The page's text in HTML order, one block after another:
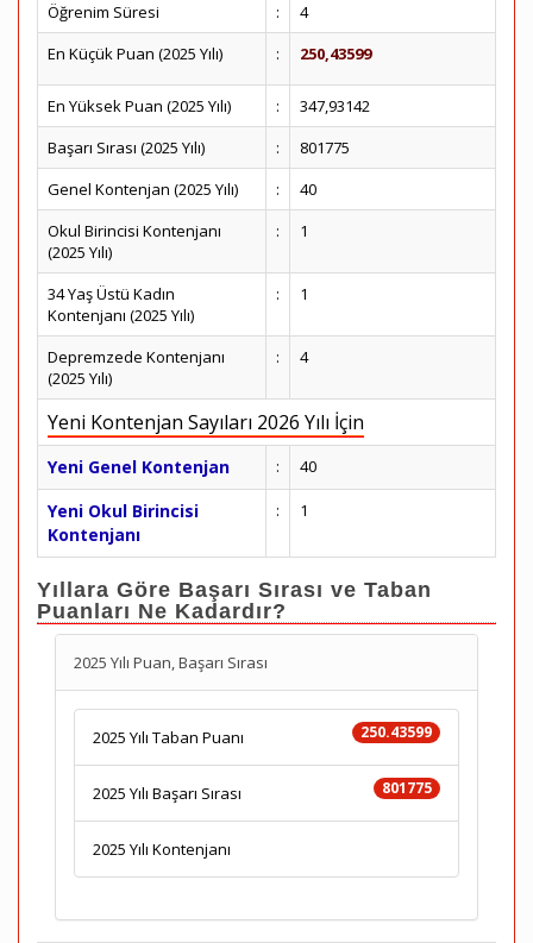
Öğrenim Süresi
:
4
En Küçük Puan (2025 Yılı)
: 250,43599
En Yüksek Puan (2025 Yılı) :
347,93142
Başarı Sırası (2025 Yılı)
:
801775
Genel Kontenjan (2025 Yılı)
:
40
Okul Birincisi Kontenjanı
(2025 Yılı)
: 1
34 Yaş Üstü Kadın
Kontenjanı (2025 Yılı)
: 1
Depremzede Kontenjanı
(2025 Yılı)
: 4
Yeni Kontenjan Sayıları 2026 Yılı İçin
Yeni Genel Kontenjan : 40
Yeni Okul Birincisi
Kontenjanı
: 1
Yıllara Göre Başarı Sırası ve Taban
Puanları Ne Kadardır?
2025 Yılı Puan, Başarı Sırası
250.43599
2025 Yılı Taban Puanı
801775
2025 Yılı Başarı Sırası
2025 Yılı Kontenjanı